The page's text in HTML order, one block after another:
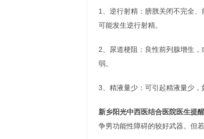
1、逆行射精：膀胱关闭不完全
可能发生逆行射精。
2、尿道梗阻：良性前列腺增生
弱。
3、精液量少：可引起精液量少，
新乡阳光中西医结合医院医生提醒
争男功能性障碍的较好武器。但